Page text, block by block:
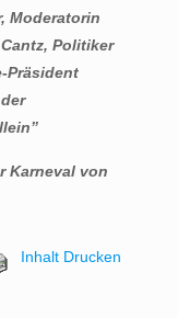
Moderatorin
Politiker
Präsident
Karneval von
Inhalt Drucken